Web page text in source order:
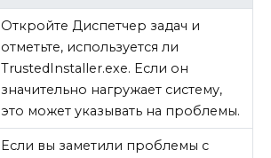
Откройте Диспетчер задач и
отметьте, используется ли
TrustedInstaller.exe. Если он
значительно нагружает систему,
это может указывать на проблемы.
Если вы заметили проблемы с